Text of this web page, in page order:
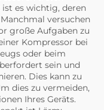
es wichtig, deren
versuchen
große Aufgaben zu
Kompressor bei
oder beim
sein und
Dies kann zu
dies zu vermeiden,
Ihres Geräts.